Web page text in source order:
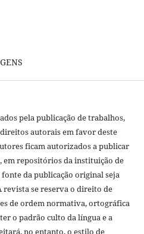
pela publicação de trabalhos,
autorais em favor deste
ficam autorizados a publicar
em repositórios da instituição de
da publicação original seja
se reserva o direito de
de ordem normativa, ortográfica
o padrão culto da língua e a
no entanto, o estilo de